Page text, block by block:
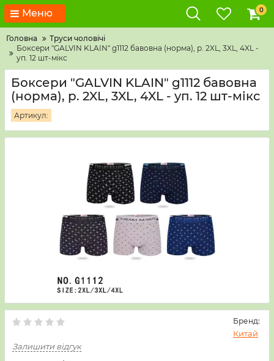
Меню 0
Головна
Труси чоловічі
Боксери "GALVIN KLAIN" g1112 бавовна (норма), р. 2XL, 3XL, 4XL -
уп. 12 шт-мікс
Боксери "GALVIN KLAIN" g1112 бавовна
(норма), р. 2XL, 3XL, 4XL - уп. 12 шт-мікс
Артикул:
Бренд:
Китай
Залишити відгук